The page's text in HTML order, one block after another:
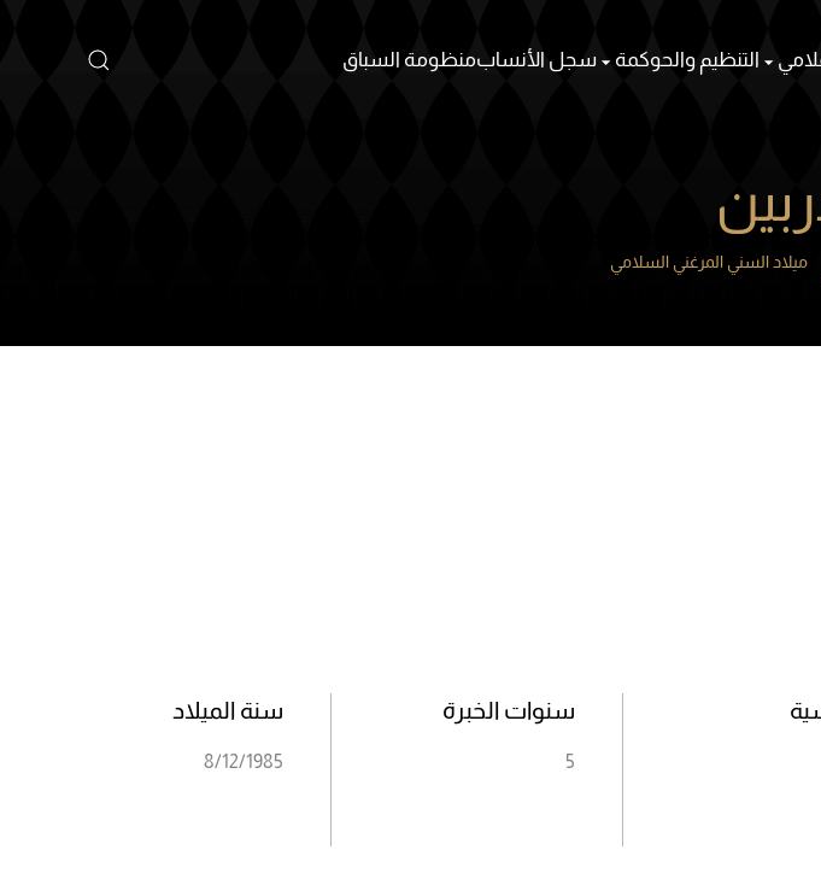
التنظيم والحوكمة سجل الأنسابمنظومة السباق
ميلاد السني المرغني السلامي
سنوات الخبرة
5
سنة الميلاد
8/12/1985